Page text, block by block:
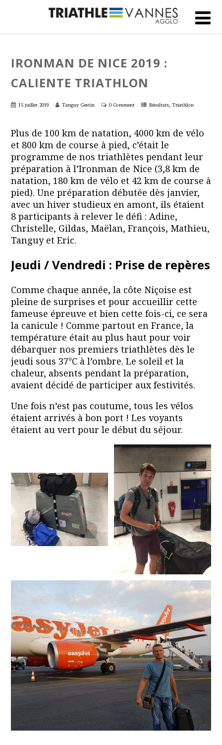
IRONMAN DE NICE 2019 :
CALIENTE TRIATHLON
15 juillet 2019 Tanguy Gestin 0 Comment Résultats, Triathlon
Plus de 100 km de natation, 4000 km de vélo
et 800 km de course à pied, c’était le
programme de nos triathlètes pendant leur
préparation à l’Ironman de Nice (3,8 km de
natation, 180 km de vélo et 42 km de course à
pied). Une préparation débutée dès janvier,
avec un hiver studieux en amont, ils étaient
8 participants à relever le défi : Adine,
Christelle, Gildas, Maëlan, François, Mathieu,
Tanguy et Eric.
Jeudi / Vendredi : Prise de repères
Comme chaque année, la côte Niçoise est
pleine de surprises et pour accueillir cette
fameuse épreuve et bien cette fois-ci, ce sera
la canicule ! Comme partout en France, la
température était au plus haut pour voir
débarquer nos premiers triathlètes dès le
jeudi sous 37°C à l’ombre. Le soleil et la
chaleur, absents pendant la préparation,
avaient décidé de participer aux festivités.
Une fois n’est pas coutume, tous les vélos
étaient arrivés à bon port ! Les voyants
étaient au vert pour le début du séjour.